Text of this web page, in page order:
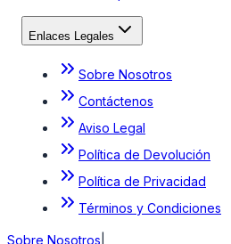
Enlaces Legales
Sobre Nosotros
Contáctenos
Aviso Legal
Política de Devolución
Política de Privacidad
Términos y Condiciones
Sobre Nosotros